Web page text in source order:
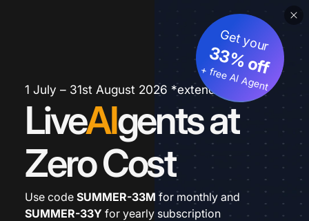
1 July – 31st August 2026 *extended
LiveAIgents at
Zero Cost
Get your
33% off
+ free AI Agent
Use code SUMMER-33M for monthly and
SUMMER-33Y for yearly subscription